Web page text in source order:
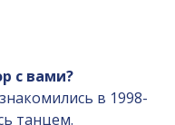
с вами?
в 1998-
танцем.